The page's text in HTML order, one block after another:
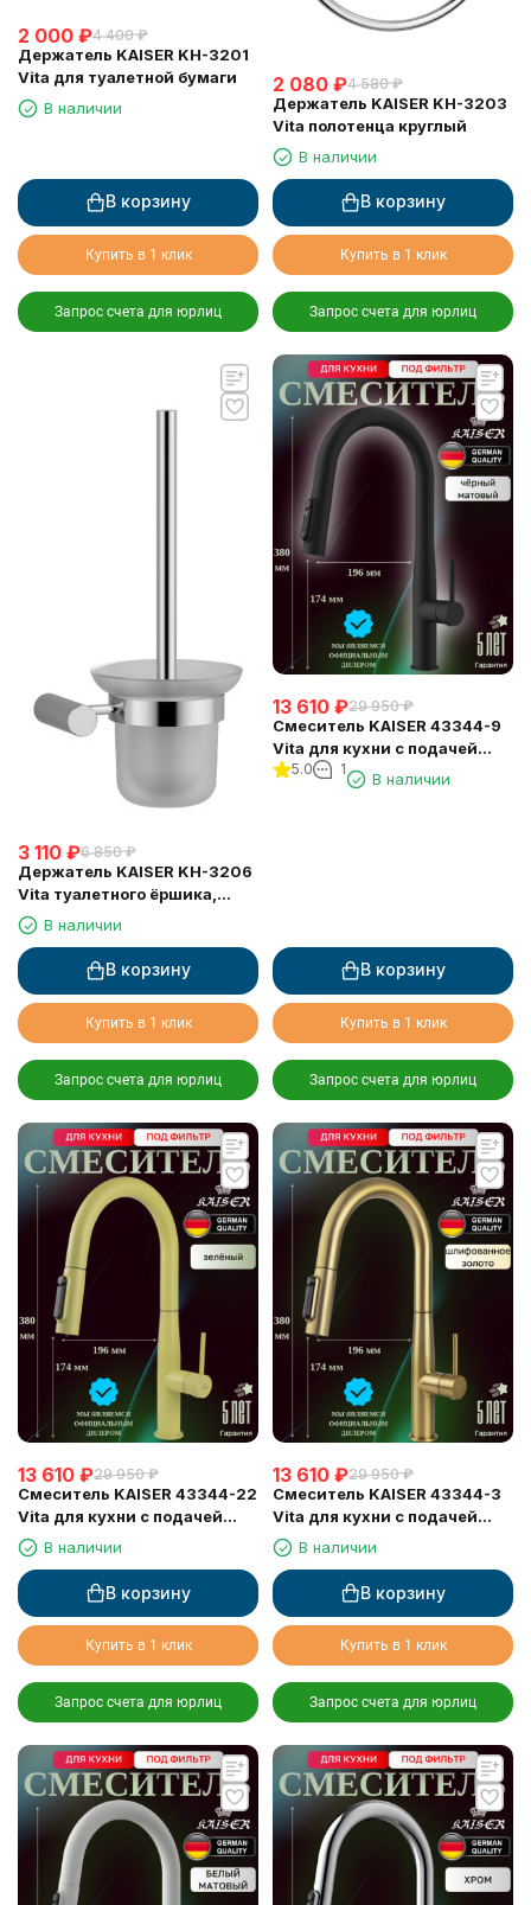
2 000 ₽4 400 ₽
Держатель KAISER KH-3201
Vita для туалетной бумаги
В наличии
В корзину
Купить в 1 клик
Запрос счета для юрлиц
2 080 ₽4 580 ₽
Держатель KAISER KH-3203
Vita полотенца круглый
В наличии
В корзину
Купить в 1 клик
Запрос счета для юрлиц
3 110 ₽6 850 ₽
Держатель KAISER KH-3206
Vita туалетного ёршика,
настенный
В наличии
В корзину
Купить в 1 клик
Запрос счета для юрлиц
13 610 ₽29 950 ₽
Смеситель KAISER 43344-9
Vita для кухни с подачей
фильтрованной воды
5.0 1
В наличии
В корзину
Купить в 1 клик
Запрос счета для юрлиц
13 610 ₽29 950 ₽
Смеситель KAISER 43344-22
Vita для кухни с подачей
фильтрованной воды
В наличии
В корзину
Купить в 1 клик
Запрос счета для юрлиц
13 610 ₽29 950 ₽
Смеситель KAISER 43344-3
Vita для кухни с подачей
фильтрованной воды
В наличии
В корзину
Купить в 1 клик
Запрос счета для юрлиц